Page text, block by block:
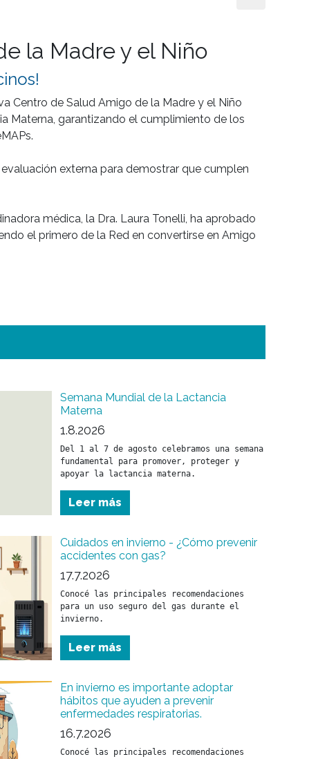
la Madre y el Niño
Centro de Salud Amigo de la Madre y el Niño
Materna, garantizando el cumplimiento de los
externa para demostrar que cumplen
médica, la Dra. Laura Tonelli, ha aprobado
el primero de la Red en convertirse en Amigo
Semana Mundial de la Lactancia
Materna
1.8.2026
Del 1 al 7 de agosto celebramos una semana
fundamental para promover, proteger y
apoyar la lactancia materna.
Leer más
Cuidados en invierno - ¿Cómo prevenir
accidentes con gas?
17.7.2026
Conocé las principales recomendaciones
para un uso seguro del gas durante el
invierno.
Leer más
En invierno es importante adoptar
hábitos que ayuden a prevenir
enfermedades respiratorias.
16.7.2026
Conocé las principales recomendaciones